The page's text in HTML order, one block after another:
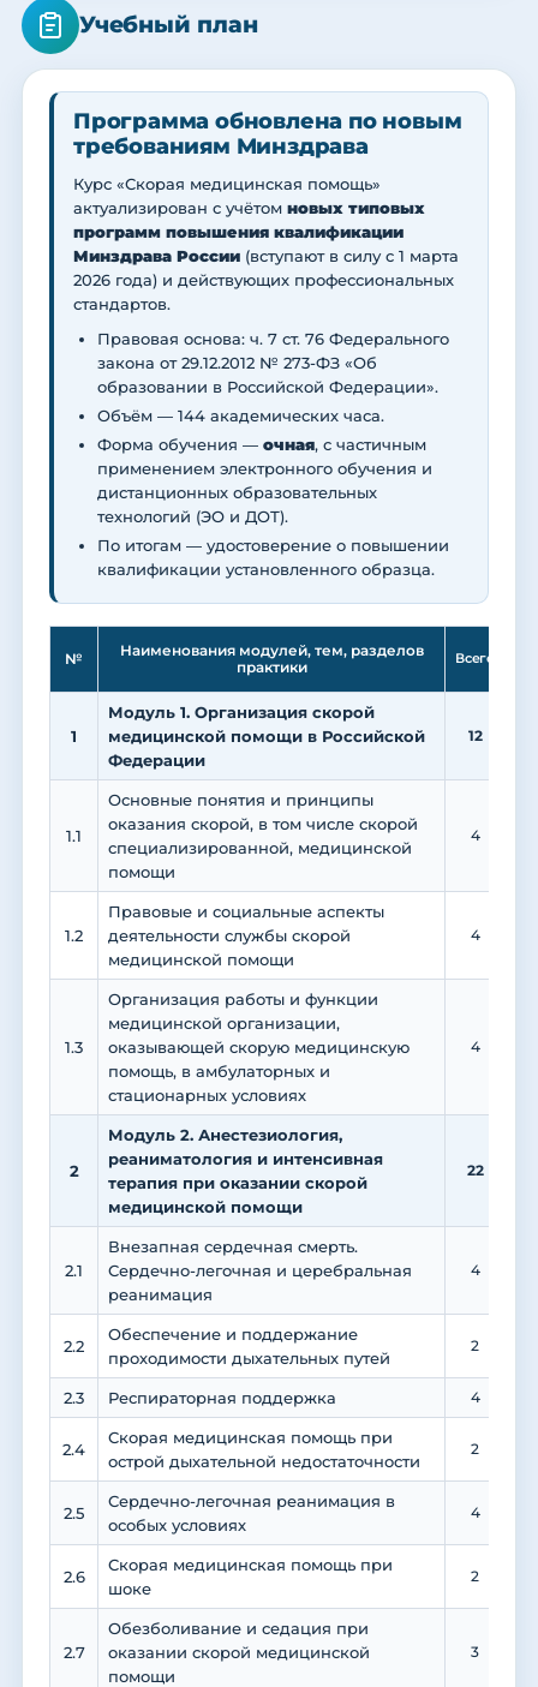
Учебный план
Программа обновлена по новым
требованиям Минздрава
Курс «Скорая медицинская помощь»
актуализирован с учётом новых типовых
программ повышения квалификации
Минздрава России (вступают в силу с 1 марта
2026 года) и действующих профессиональных
стандартов.
Правовая основа: ч. 7 ст. 76 Федерального
закона от 29.12.2012 № 273-ФЗ «Об
образовании в Российской Федерации».
Объём — 144 академических часа.
Форма обучения — очная, с частичным
применением электронного обучения и
дистанционных образовательных
технологий (ЭО и ДОТ).
По итогам — удостоверение о повышении
квалификации установленного образца.
№
Наименования модулей, тем, разделов
практики
Всего
1
Модуль 1. Организация скорой
медицинской помощи в Российской
Федерации
12
1.1
Основные понятия и принципы
оказания скорой, в том числе скорой
специализированной, медицинской
помощи
4
1.2
Правовые и социальные аспекты
деятельности службы скорой
медицинской помощи
4
1.3
Организация работы и функции
медицинской организации,
оказывающей скорую медицинскую
помощь, в амбулаторных и
стационарных условиях
4
2
Модуль 2. Анестезиология,
реаниматология и интенсивная
терапия при оказании скорой
медицинской помощи
22
2.1
Внезапная сердечная смерть.
Сердечно-легочная и церебральная
реанимация
4
2.2
Обеспечение и поддержание
проходимости дыхательных путей
2
2.3 Респираторная поддержка 4
2.4
Скорая медицинская помощь при
острой дыхательной недостаточности
2
2.5
Сердечно-легочная реанимация в
особых условиях
4
2.6
Скорая медицинская помощь при
шоке
2
2.7
Обезболивание и седация при
оказании скорой медицинской
помощи
3